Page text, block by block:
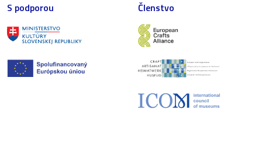
S podporou Členstvo